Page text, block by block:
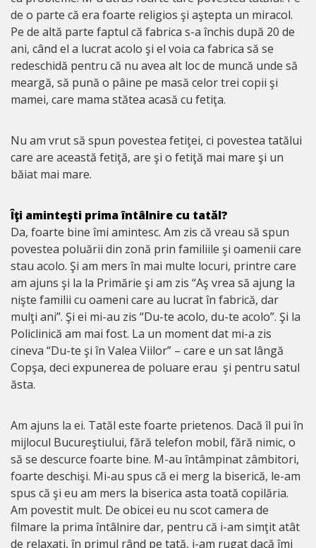
de o parte că era foarte religios şi aştepta un miracol.
Pe de altă parte faptul că fabrica s-a închis după 20 de
ani, când el a lucrat acolo şi el voia ca fabrica să se
redeschidă pentru că nu avea alt loc de muncă unde să
meargă, să pună o pâine pe masă celor trei copii şi
mamei, care mama stătea acasă cu fetiţa.
Nu am vrut să spun povestea fetiţei, ci povestea tatălui
care are această fetiţă, are şi o fetiţă mai mare şi un
băiat mai mare.
Îţi aminteşti prima întâlnire cu tatăl?
Da, foarte bine îmi amintesc. Am zis că vreau să spun
povestea poluării din zonă prin familiile şi oamenii care
stau acolo. Şi am mers în mai multe locuri, printre care
am ajuns şi la la Primărie şi am zis “Aş vrea să ajung la
nişte familii cu oameni care au lucrat în fabrică, dar
mulţi ani”. Şi ei mi-au zis “Du-te acolo, du-te acolo”. Şi la
Policlinică am mai fost. La un moment dat mi-a zis
cineva “Du-te şi în Valea Viilor” – care e un sat lângă
Copşa, deci expunerea de poluare erau şi pentru satul
ăsta.
Am ajuns la ei. Tatăl este foarte prietenos. Dacă îl pui în
mijlocul Bucureştiului, fără telefon mobil, fără nimic, o
să se descurce foarte bine. M-au întâmpinat zâmbitori,
foarte deschişi. Mi-au spus că ei merg la biserică, le-am
spus că şi eu am mers la biserica asta toată copilăria.
Am povestit mult. De obicei eu nu scot camera de
filmare la prima întâlnire dar, pentru că i-am simţit atât
de relaxaţi, în primul rând pe tată, i-am rugat dacă îmi